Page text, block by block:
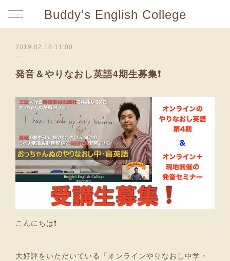
Buddy's English College
2019.02.18 11:00
発音＆やりなおし英語4期生募集❗
こんにちは❗
大好評をいただいている「オンラインやりなおし中学・